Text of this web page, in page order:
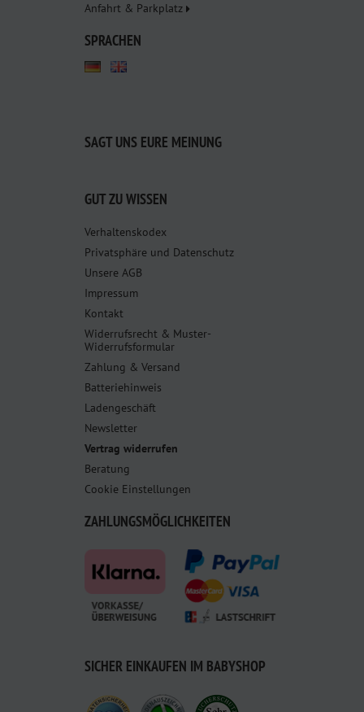
Anfahrt & Parkplatz
SPRACHEN
SAGT UNS EURE MEINUNG
GUT ZU WISSEN
Verhaltenskodex
Privatsphäre und Datenschutz
Unsere AGB
Impressum
Kontakt
Widerrufsrecht & Muster-
Widerrufsformular
Zahlung & Versand
Batteriehinweis
Ladengeschäft
Newsletter
Vertrag widerrufen
Beratung
Cookie Einstellungen
ZAHLUNGSMÖGLICHKEITEN
SICHER EINKAUFEN IM BABYSHOP